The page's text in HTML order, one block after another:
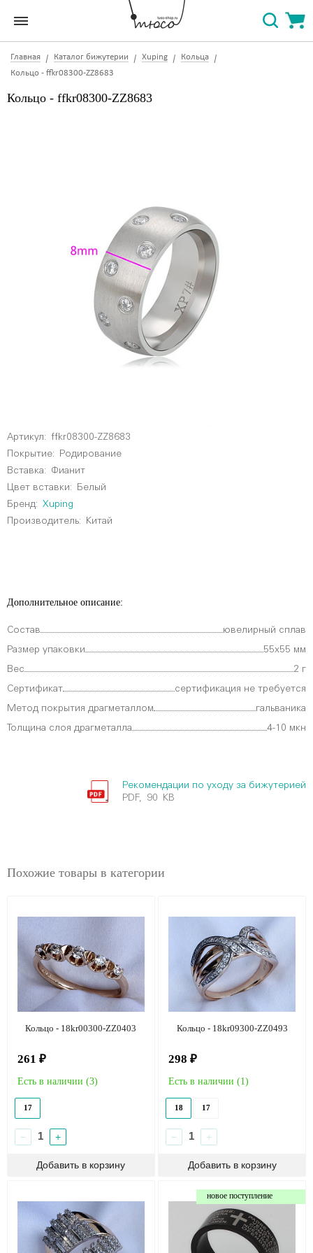
Главная Каталог бижутерии Xuping
Кольца
Кольцо - ffkr08300-ZZ8683
Кольцо - ffkr08300-ZZ8683
Артикул:
ffkr08300-ZZ8683
Покрытие: Родирование
Вставка: Фианит
Цвет вставки:
Белый
Бренд:
Xuping
Производитель: Китай
Дополнительное описание:
Состав ювелирный сплав
Размер упаковки 55х55 мм
Вес 2 г
Сертификат сертификация не требуется
Метод покрытия драгметаллом гальваника
Толщина слоя драгметалла 4-10 мкн
Рекомендации по уходу за бижутерией
PDF, 90 KB
Похожие товары в категории
Кольцо - 18kr00300-ZZ0403
261 ₽
Есть в наличии (3)
17
− +
Кольцо - 18kr09300-ZZ0493
298 ₽
Есть в наличии (1)
18 17
− +
новое поступление